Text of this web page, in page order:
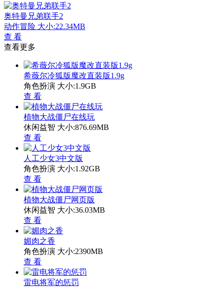
奥特曼兄弟联手2
动作冒险 大小:22.34MB
查 看
查看更多
希薇尔冷狐版魔改直装版1.9g
角色扮演 大小:1.9GB
查 看
植物大战僵尸在线玩
休闲益智 大小:876.69MB
查 看
人工少女3中文版
角色扮演 大小:1.92GB
查 看
植物大战僵尸网页版
休闲益智 大小:36.03MB
查 看
媚肉之香
角色扮演 大小:2390MB
查 看
雷电将军的惩罚